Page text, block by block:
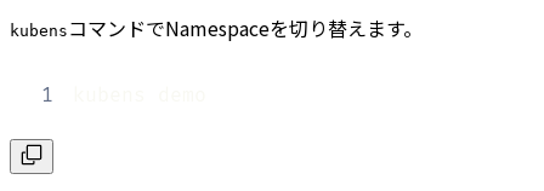
kubens コマンドでNamespaceを切り替えます。
1